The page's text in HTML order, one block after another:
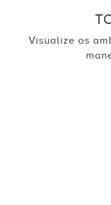
Visualize os